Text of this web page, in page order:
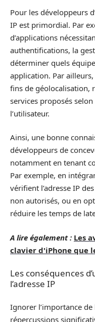
Pour les développeurs
IP est primordial. Par
d’applications
authentifications, la
déterminer quels
application. Par
fins de géolocalisation,
services proposés
l’utilisateur.
Ainsi, une bonne
développeurs de
notamment en tenant
Par exemple, en
vérifient l’adresse IP
non autorisés, ou en
réduire les temps de
A lire également : Les
clavier d'iPhone que
Les conséquences
l’adresse IP
Ignorer l’importance de
répercussions